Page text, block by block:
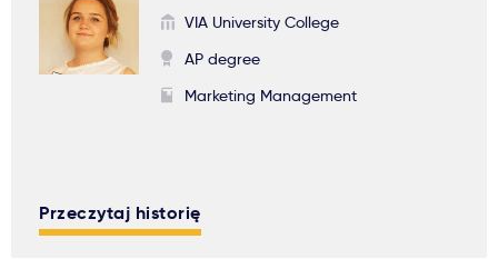
VIA University College
AP degree
Marketing Management
Przeczytaj historię